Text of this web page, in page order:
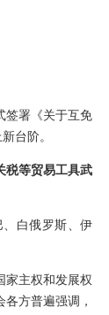
签署《关于互免
台阶。
税等贸易工具武
、白俄罗斯、伊
家主权和发展权
方普遍强调，